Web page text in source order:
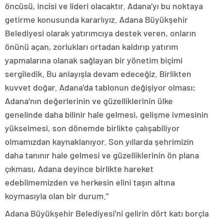
öncüsü, incisi ve lideri olacaktır. Adana’yı bu noktaya
getirme konusunda kararlıyız. Adana Büyükşehir
Belediyesi olarak yatırımcıya destek veren, onların
önünü açan, zorlukları ortadan kaldırıp yatırım
yapmalarına olanak sağlayan bir yönetim biçimi
sergiledik. Bu anlayışla devam edeceğiz. Birlikten
kuvvet doğar. Adana’da tablonun değişiyor olması;
Adana’nın değerlerinin ve güzelliklerinin ülke
genelinde daha bilinir hale gelmesi, gelişme ivmesinin
yükselmesi, son dönemde birlikte çalışabiliyor
olmamızdan kaynaklanıyor. Son yıllarda şehrimizin
daha tanınır hale gelmesi ve güzelliklerinin ön plana
çıkması, Adana deyince birlikte hareket
edebilmemizden ve herkesin elini taşın altına
koymasıyla olan bir durum.”
Adana Büyükşehir Belediyesi’ni gelirin dört katı borçla